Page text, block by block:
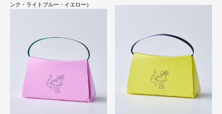
ンク・ライトブルー・イエロー）